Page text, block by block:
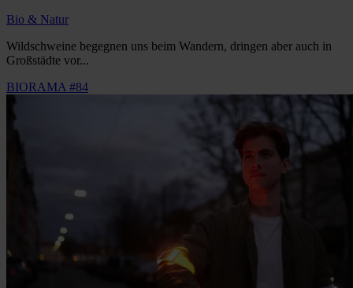
Bio & Natur
Wildschweine begegnen uns beim Wandern, dringen aber auch in
Großstädte vor...
BIORAMA #84